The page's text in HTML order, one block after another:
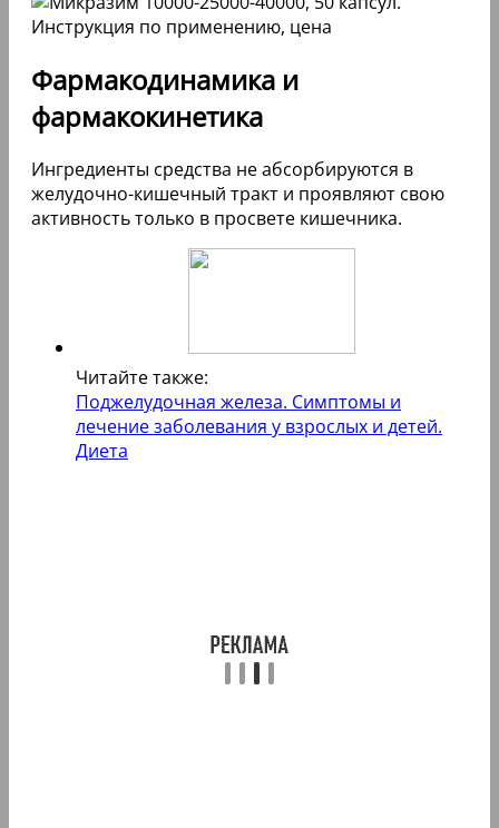
Фармакодинамика и
фармакокинетика
Ингредиенты средства не абсорбируются в
желудочно-кишечный тракт и проявляют свою
активность только в просвете кишечника.
Читайте также:
Поджелудочная железа. Симптомы и
лечение заболевания у взрослых и детей.
Диета